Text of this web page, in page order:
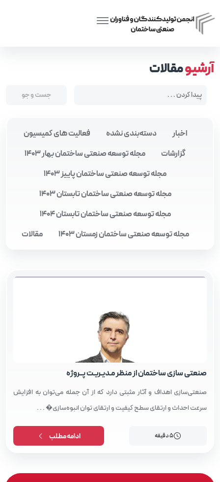
آرشیومقالات
اخبار دسته‌بندی نشده
فعالیت های کمیسیون
گزارشات
مجله توسعه صنعتی ساختمان بهار 1403
مجله توسعه صنعتی ساختمان پاییز 1403
مجله توسعه صنعتی ساختمان تابستان 1403
مجله توسعه صنعتی ساختمان تابستان 1404
مجله توسعه صنعتی ساختمان زمستان 1403
مقالات
صنعتی‌ سازی ساختمان از منظر مـدیـریـت پــروژه
صنعتی‌سازی اهداف و آثار مثبتی دارد که از آن جمله می‌توان به افزایش
سرعت احداث و ارتقای سطح کیفیت و ارتقای توان انبوه‌سازی� . . .
5 دقیقه ادامه مطلب